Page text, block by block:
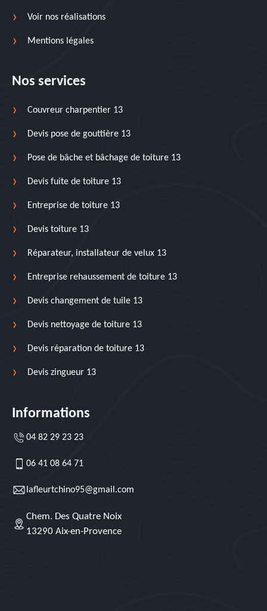
Voir nos réalisations
Mentions légales
Nos services
Couvreur charpentier 13
Devis pose de gouttière 13
Pose de bâche et bâchage de toiture 13
Devis fuite de toiture 13
Entreprise de toiture 13
Devis toiture 13
Réparateur, installateur de velux 13
Entreprise rehaussement de toiture 13
Devis changement de tuile 13
Devis nettoyage de toiture 13
Devis réparation de toiture 13
Devis zingueur 13
Informations
04 82 29 23 23
06 41 08 64 71
lafleurtchino95@gmail.com
Chem. Des Quatre Noix
13290 Aix-en-Provence